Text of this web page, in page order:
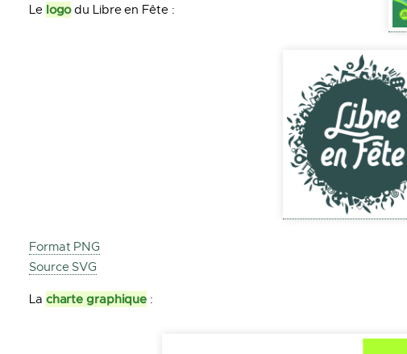
Le logodu Libre en Fête :
Format PNG
Source SVG
La charte graphique :